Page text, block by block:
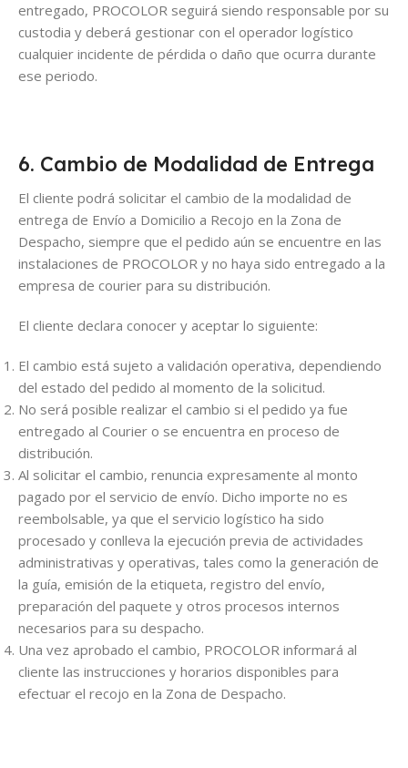
entregado, PROCOLOR seguirá siendo responsable por su
custodia y deberá gestionar con el operador logístico
cualquier incidente de pérdida o daño que ocurra durante
ese periodo.
6. Cambio de Modalidad de Entrega
El cliente podrá solicitar el cambio de la modalidad de
entrega de Envío a Domicilio a Recojo en la Zona de
Despacho, siempre que el pedido aún se encuentre en las
instalaciones de PROCOLOR y no haya sido entregado a la
empresa de courier para su distribución.
El cliente declara conocer y aceptar lo siguiente:
El cambio está sujeto a validación operativa, dependiendo
del estado del pedido al momento de la solicitud.
No será posible realizar el cambio si el pedido ya fue
entregado al Courier o se encuentra en proceso de
distribución.
Al solicitar el cambio, renuncia expresamente al monto
pagado por el servicio de envío. Dicho importe no es
reembolsable, ya que el servicio logístico ha sido
procesado y conlleva la ejecución previa de actividades
administrativas y operativas, tales como la generación de
la guía, emisión de la etiqueta, registro del envío,
preparación del paquete y otros procesos internos
necesarios para su despacho.
Una vez aprobado el cambio, PROCOLOR informará al
cliente las instrucciones y horarios disponibles para
efectuar el recojo en la Zona de Despacho.